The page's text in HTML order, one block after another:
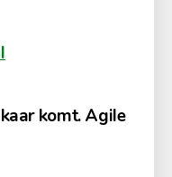
komt. Agile